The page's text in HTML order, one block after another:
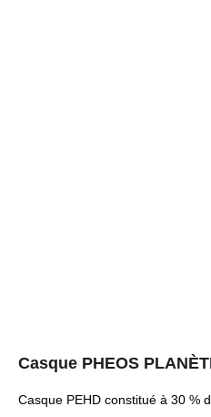
Casque PHEOS
Casque PEHD constitué à 30 %